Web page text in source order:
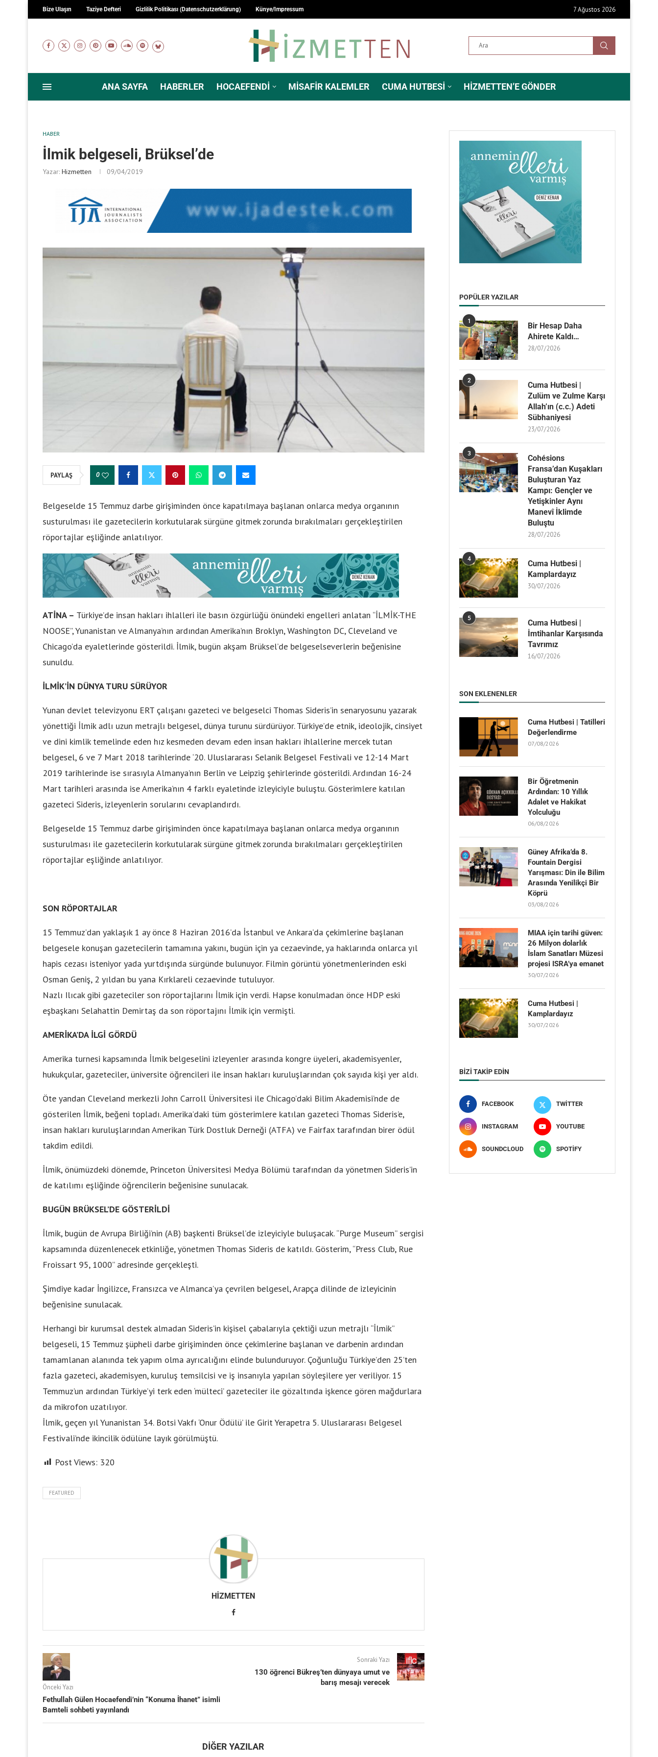
Bize Ulaşın Taziye Defteri Gizlilik Politikası (Datenschutzerklärung) Künye/Impressum 7 Ağustos 2026
ANA SAYFA HABERLER HOCAEFENDI MISAFIR KALEMLER CUMA HUTBESI HIZMETTEN’E GÖNDER
HABER
İlmik belgeseli, Brüksel’de
Yazar: Hizmetten 09/04/2019
PAYLAŞ 0
Belgeselde 15 Temmuz darbe girişiminden önce kapatılmaya başlanan onlarca medya organının
susturulması ile gazetecilerin korkutularak sürgüne gitmek zorunda bırakılmaları gerçekleştirilen
röportajlar eşliğinde anlatılıyor.
ATİNA – Türkiye’de insan hakları ihlalleri ile basın özgürlüğü önündeki engelleri anlatan “İLMİK-THE
NOOSE”, Yunanistan ve Almanya’nın ardından Amerika’nın Broklyn, Washington DC, Cleveland ve
Chicago’da eyaletlerinde gösterildi. İlmik, bugün akşam Brüksel’de belgeselseverlerin beğenisine
sunuldu.
İLMİK’İN DÜNYA TURU SÜRÜYOR
Yunan devlet televizyonu ERT çalışanı gazeteci ve belgeselci Thomas Sideris’in senaryosunu yazarak
yönettiği İlmik adlı uzun metrajlı belgesel, dünya turunu sürdürüyor. Türkiye’de etnik, ideolojik, cinsiyet
ve dini kimlik temelinde eden hız kesmeden devam eden insan hakları ihlallerine mercek tutan
belgesel, 6 ve 7 Mart 2018 tarihlerinde ‘20. Uluslararası Selanik Belgesel Festivali ve 12-14 Mart
2019 tarihlerinde ise sırasıyla Almanya’nın Berlin ve Leipzig şehirlerinde gösterildi. Ardından 16-24
Mart tarihleri arasında ise Amerika’nın 4 farklı eyaletinde izleyiciyle buluştu. Gösterimlere katılan
gazeteci Sideris, izleyenlerin sorularını cevaplandırdı.
Belgeselde 15 Temmuz darbe girişiminden önce kapatılmaya başlanan onlarca medya organının
susturulması ile gazetecilerin korkutularak sürgüne gitmek zorunda bırakılmaları gerçekleştirilen
röportajlar eşliğinde anlatılıyor.
SON RÖPORTAJLAR
15 Temmuz’dan yaklaşık 1 ay önce 8 Haziran 2016’da İstanbul ve Ankara’da çekimlerine başlanan
belgesele konuşan gazetecilerin tamamına yakını, bugün için ya cezaevinde, ya haklarında onlarca yıl
hapis cezası isteniyor yada yurtdışında sürgünde bulunuyor. Filmin görüntü yönetmenlerinden eski
Osman Geniş, 2 yıldan bu yana Kırklareli cezaevinde tutuluyor.
Nazlı Ilıcak gibi gazeteciler son röportajlarını İlmik için verdi. Hapse konulmadan önce HDP eski
eşbaşkanı Selahattin Demirtaş da son röportajını İlmik için vermişti.
AMERİKA’DA İLGİ GÖRDÜ
Amerika turnesi kapsamında İlmik belgeselini izleyenler arasında kongre üyeleri, akademisyenler,
hukukçular, gazeteciler, üniversite öğrencileri ile insan hakları kuruluşlarından çok sayıda kişi yer aldı.
Öte yandan Cleveland merkezli John Carroll Üniversitesi ile Chicago’daki Bilim Akademisi’nde de
gösterilen İlmik, beğeni topladı. Amerika’daki tüm gösterimlere katılan gazeteci Thomas Sideris’e,
insan hakları kuruluşlarından Amerikan Türk Dostluk Derneği (ATFA) ve Fairfax tarafından birer ödül
takdim edildi.
İlmik, önümüzdeki dönemde, Princeton Üniversitesi Medya Bölümü tarafından da yönetmen Sideris’in
de katılımı eşliğinde öğrencilerin beğenisine sunulacak.
BUGÜN BRÜKSEL’DE GÖSTERİLDİ
İlmik, bugün de Avrupa Birliği’nin (AB) başkenti Brüksel’de izleyiciyle buluşacak. “Purge Museum” sergisi
kapsamında düzenlenecek etkinliğe, yönetmen Thomas Sideris de katıldı. Gösterim, “Press Club, Rue
Froissart 95, 1000” adresinde gerçekleşti.
Şimdiye kadar İngilizce, Fransızca ve Almanca’ya çevrilen belgesel, Arapça dilinde de izleyicinin
beğenisine sunulacak.
Herhangi bir kurumsal destek almadan Sideris’in kişisel çabalarıyla çektiği uzun metrajlı “İlmik”
belgeseli, 15 Temmuz şüpheli darbe girişiminden önce çekimlerine başlanan ve darbenin ardından
tamamlanan alanında tek yapım olma ayrıcalığını elinde bulunduruyor. Çoğunluğu Türkiye’den 25’ten
fazla gazeteci, akademisyen, kuruluş temsilcisi ve iş insanıyla yapılan söyleşilere yer veriliyor. 15
Temmuz’un ardından Türkiye’yi terk eden ‘mülteci’ gazeteciler ile gözaltında işkence gören mağdurlara
da mikrofon uzatılıyor.
İlmik, geçen yıl Yunanistan 34. Botsi Vakfı ‘Onur Ödülü’ ile Girit Yerapetra 5. Uluslararası Belgesel
Festivali’nde ikincilik ödülüne layık görülmüştü.
Post Views: 320
FEATURED
HIZMETTEN
Önceki Yazı
Fethullah Gülen Hocaefendi’nin “Konuma İhanet” isimli
Bamteli sohbeti yayınlandı
Sonraki Yazı
130 öğrenci Bükreş’ten dünyaya umut ve
barış mesajı verecek
DIĞER YAZILAR
POPÜLER YAZILAR
1
Bir Hesap Daha
Ahirete Kaldı…
28/07/2026
2
Cuma Hutbesi |
Zulüm ve Zulme Karşı
Allah’ın (c.c.) Adeti
Sübhaniyesi
23/07/2026
3
Cohésions
Fransa’dan Kuşakları
Buluşturan Yaz
Kampı: Gençler ve
Yetişkinler Aynı
Manevî İklimde
Buluştu
28/07/2026
4
Cuma Hutbesi |
Kamplardayız
30/07/2026
5
Cuma Hutbesi |
İmtihanlar Karşısında
Tavrımız
16/07/2026
SON EKLENENLER
Cuma Hutbesi | Tatilleri
Değerlendirme
07/08/2026
Bir Öğretmenin
Ardından: 10 Yıllık
Adalet ve Hakikat
Yolculuğu
06/08/2026
Güney Afrika’da 8.
Fountain Dergisi
Yarışması: Din ile Bilim
Arasında Yenilikçi Bir
Köprü
03/08/2026
MIAA için tarihi güven:
26 Milyon dolarlık
İslam Sanatları Müzesi
projesi ISRA’ya emanet
30/07/2026
Cuma Hutbesi |
Kamplardayız
30/07/2026
BIZI TAKIP EDIN
FACEBOOK TWITTER
INSTAGRAM YOUTUBE
SOUNDCLOUD SPOTIFY